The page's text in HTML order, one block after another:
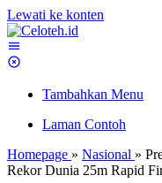
Lewati ke konten
Tambahkan Menu
Laman Contoh
Homepage » Nasional »
Rekor Dunia 25m Rapid